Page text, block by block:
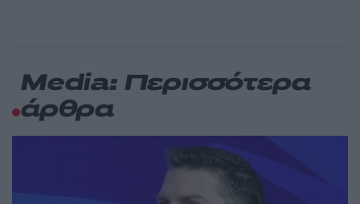
Media: Περισσότερα
άρθρα